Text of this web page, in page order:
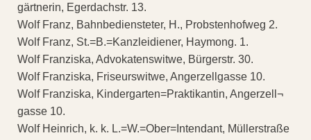
gärtnerin, Egerdachstr. 13.
Wolf Franz, Bahnbediensteter, H., Probstenhofweg 2.
Wolf Franz, St.=B.=Kanzleidiener, Haymong. 1.
Wolf Franziska, Advokatenswitwe, Bürgerstr. 30.
Wolf Franziska, Friseurswitwe, Angerzellgasse 10.
Wolf Franziska, Kindergarten=Praktikantin, Angerzell¬
gasse 10.
Wolf Heinrich, k. k. L.=W.=Ober=Intendant, Müllerstraße